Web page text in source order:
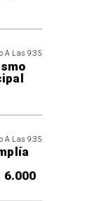
A Las 9:35
A Las 9:35
6.000